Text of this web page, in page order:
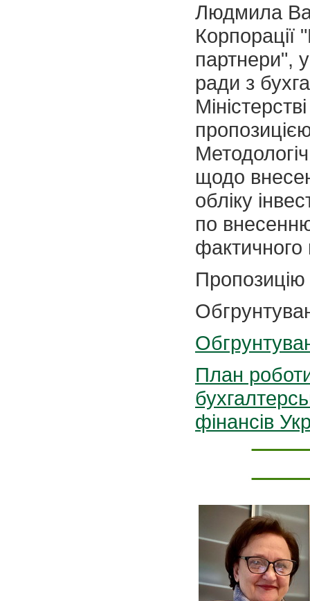
Людмила
Корпорації
партнери",
ради з
щодо
обліку
по
фактичного
План
фінансів